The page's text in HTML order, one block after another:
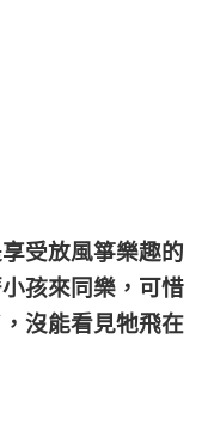
受放風箏樂趣的
孩來同樂，可惜
沒能看見牠飛在